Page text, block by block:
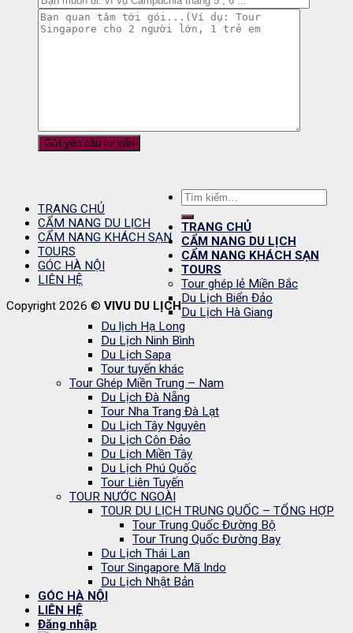
TRANG CHỦ
CẨM NANG DU LỊCH
CẨM NANG KHÁCH SẠN
TOURS
GÓC HÀ NỘI
LIÊN HỆ
Copyright 2026 © VIVU DU LỊCH
Tìm
kiếm:
TRANG CHỦ
CẨM NANG DU LỊCH
CẨM NANG KHÁCH SẠN
TOURS
Tour ghép lẻ Miền Bắc
Du Lịch Biển Đảo
Du Lịch Hà Giang
Du lịch Hạ Long
Du Lịch Ninh Bình
Du Lịch Sapa
Tour tuyến khác
Tour Ghép Miền Trung – Nam
Du Lịch Đà Nẵng
Tour Nha Trang Đà Lạt
Du Lịch Tây Nguyên
Du Lịch Côn Đảo
Du Lịch Miền Tây
Du Lịch Phú Quốc
Tour Liên Tuyến
TOUR NƯỚC NGOÀI
TOUR DU LỊCH TRUNG QUỐC – TỔNG HỢP
Tour Trung Quốc Đường Bộ
Tour Trung Quốc Đường Bay
Du Lịch Thái Lan
Tour Singapore Mã Indo
Du Lịch Nhật Bản
GÓC HÀ NỘI
LIÊN HỆ
Đăng nhập